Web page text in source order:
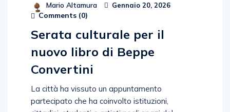
Mario Altamura Gennaio 20, 2026
Comments (0)
Serata culturale per il
nuovo libro di Beppe
Convertini
La città ha vissuto un appuntamento
partecipato che ha coinvolto istituzioni,